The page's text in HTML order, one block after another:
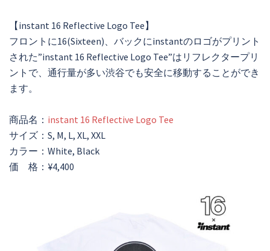
【instant 16 Reflective Logo Tee】
フロントに16(Sixteen)、バックにinstantのロゴがプリント
された”instant 16 Reflective Logo Tee”はリフレクタープリ
ントで、通行量が多い渋谷でも安全に移動することができ
ます。
商品名： instant 16 Reflective Logo Tee
サイズ：S, M, L, XL, XXL
カラー：White, Black
価 格：¥4,400